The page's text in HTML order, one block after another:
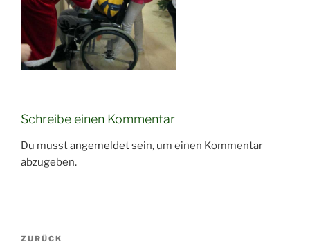
Schreibe einen Kommentar
Du musstangemeldetsein, um einen Kommentar
abzugeben.
Beitragsnavigation
Vorheriger
ZURÜCK